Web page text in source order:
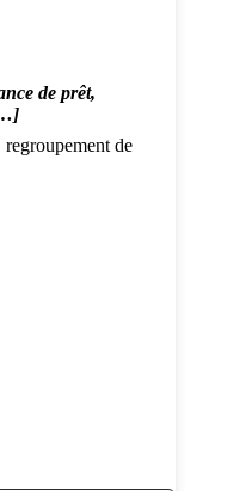
de prêt,
de